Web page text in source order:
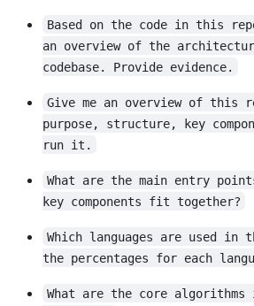
Based on the code in this
an overview of the
codebase. Provide evidence.
Give me an overview of this
purpose, structure, key
run it.
What are the main entry
key components fit together?
Which languages are used in
the percentages for each
What are the core algorithms